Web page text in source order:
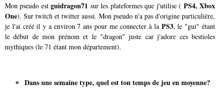
Mon pseudo estguidragon71 sur les plateformes que j'utilise ( PS4, Xbox
One). Sur twitch et twitter aussi. Mon pseudo n'a pas d'origine particulière,
je l'ai créé il y a environ 7 ans pour me connecter à la PS3, le "gui" étant
le début de mon prénom et le "dragon" juste car j'adore ces bestioles
mythiques (le 71 étant mon département).
Dans une semaine type, quel est ton temps de jeu en moyenne?